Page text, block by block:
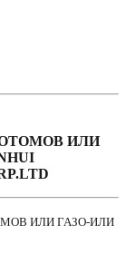
ИЛИ
ИЛИ ГАЗО-ИЛИ